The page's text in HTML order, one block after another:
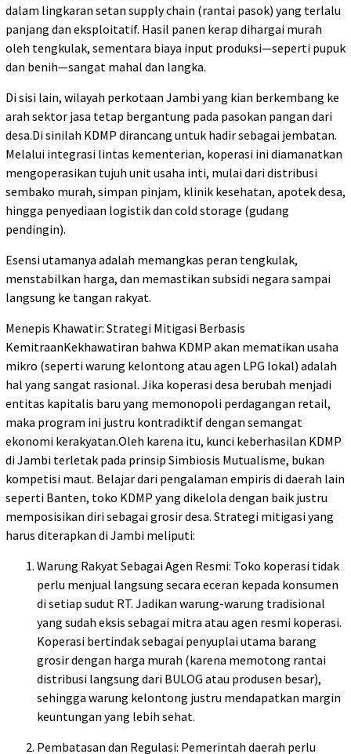
dalam lingkaran setan supply chain (rantai pasok) yang terlalu
panjang dan eksploitatif. Hasil panen kerap dihargai murah
oleh tengkulak, sementara biaya input produksi—seperti pupuk
dan benih—sangat mahal dan langka.
Di sisi lain, wilayah perkotaan Jambi yang kian berkembang ke
arah sektor jasa tetap bergantung pada pasokan pangan dari
desa.Di sinilah KDMP dirancang untuk hadir sebagai jembatan.
Melalui integrasi lintas kementerian, koperasi ini diamanatkan
mengoperasikan tujuh unit usaha inti, mulai dari distribusi
sembako murah, simpan pinjam, klinik kesehatan, apotek desa,
hingga penyediaan logistik dan cold storage (gudang
pendingin).
Esensi utamanya adalah memangkas peran tengkulak,
menstabilkan harga, dan memastikan subsidi negara sampai
langsung ke tangan rakyat.
Menepis Khawatir: Strategi Mitigasi Berbasis
KemitraanKekhawatiran bahwa KDMP akan mematikan usaha
mikro (seperti warung kelontong atau agen LPG lokal) adalah
hal yang sangat rasional. Jika koperasi desa berubah menjadi
entitas kapitalis baru yang memonopoli perdagangan retail,
maka program ini justru kontradiktif dengan semangat
ekonomi kerakyatan.Oleh karena itu, kunci keberhasilan KDMP
di Jambi terletak pada prinsip Simbiosis Mutualisme, bukan
kompetisi maut. Belajar dari pengalaman empiris di daerah lain
seperti Banten, toko KDMP yang dikelola dengan baik justru
memposisikan diri sebagai grosir desa. Strategi mitigasi yang
harus diterapkan di Jambi meliputi:
Warung Rakyat Sebagai Agen Resmi: Toko koperasi tidak
perlu menjual langsung secara eceran kepada konsumen
di setiap sudut RT. Jadikan warung-warung tradisional
yang sudah eksis sebagai mitra atau agen resmi koperasi.
Koperasi bertindak sebagai penyuplai utama barang
grosir dengan harga murah (karena memotong rantai
distribusi langsung dari BULOG atau produsen besar),
sehingga warung kelontong justru mendapatkan margin
keuntungan yang lebih sehat.
Pembatasan dan Regulasi: Pemerintah daerah perlu